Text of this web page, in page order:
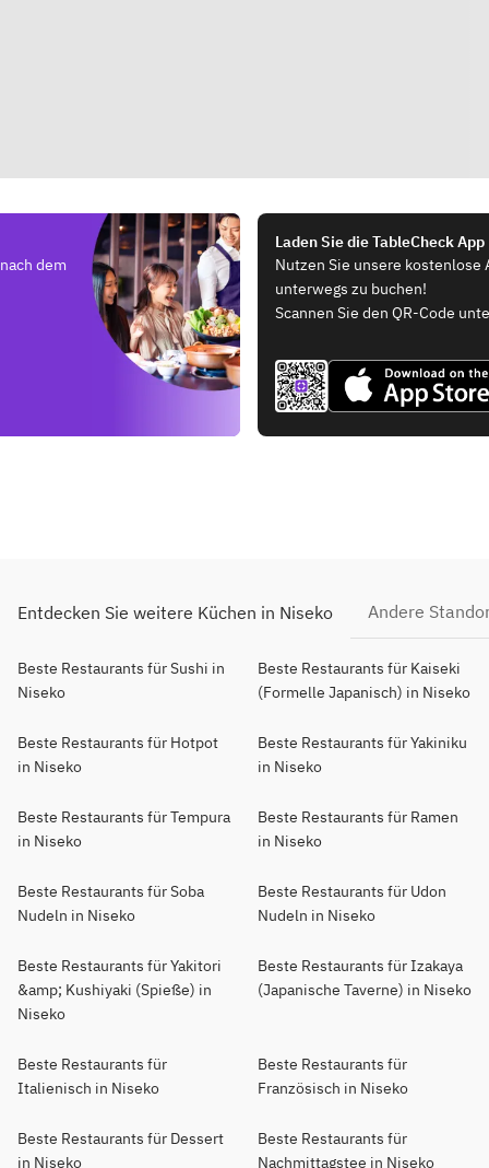
dem
Laden Sie die TableCheck
Nutzen Sie unsere kostenlose
unterwegs zu buchen!
Scannen Sie den QR-Code
Entdecken Sie weitere Küchen in Niseko Andere
Beste Restaurants für Sushi in
Niseko
Beste Restaurants für Kaiseki
(Formelle Japanisch) in Niseko
Beste Restaurants für Hotpot
in Niseko
Beste Restaurants für Yakiniku
in Niseko
Beste Restaurants für Tempura
in Niseko
Beste Restaurants für Ramen
in Niseko
Beste Restaurants für Soba
Nudeln in Niseko
Beste Restaurants für Udon
Nudeln in Niseko
Beste Restaurants für Yakitori
&amp; Kushiyaki (Spieße) in
Niseko
Beste Restaurants für Izakaya
(Japanische Taverne) in Niseko
Beste Restaurants für
Italienisch in Niseko
Beste Restaurants für
Französisch in Niseko
Beste Restaurants für Dessert
in Niseko
Beste Restaurants für
Nachmittagstee in Niseko